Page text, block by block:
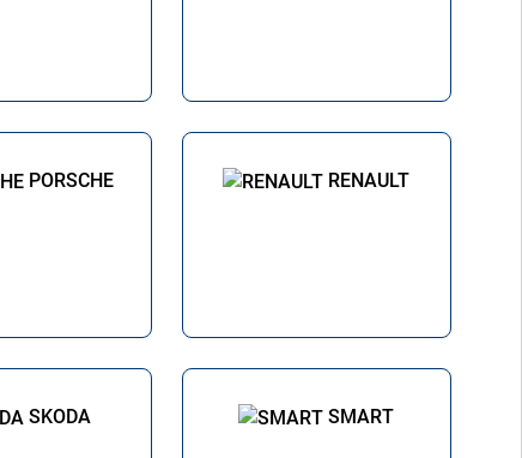
PORSCHE RENAULT
SKODA SMART